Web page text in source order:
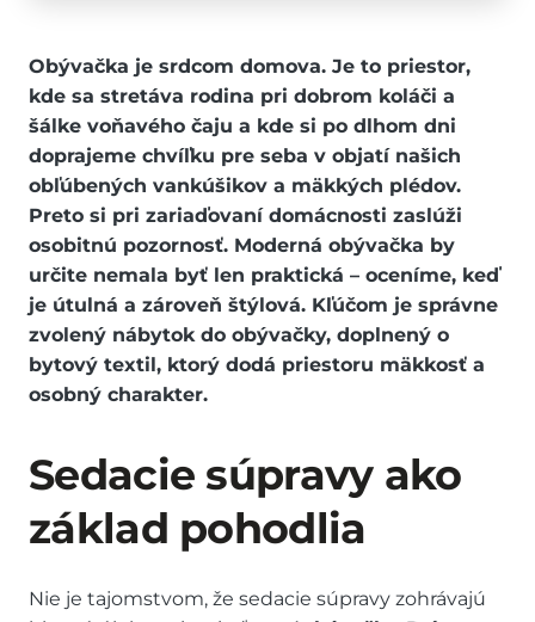
Obývačka je srdcom domova. Je to priestor,
kde sa stretáva rodina pri dobrom koláči a
šálke voňavého čaju a kde si po dlhom dni
doprajeme chvíľku pre seba v objatí našich
obľúbených vankúšikov a mäkkých plédov.
Preto si pri zariaďovaní domácnosti zaslúži
osobitnú pozornosť. Moderná obývačka by
určite nemala byť len praktická – oceníme, keď
je útulná a zároveň štýlová. Kľúčom je správne
zvolený nábytok do obývačky, doplnený o
bytový textil, ktorý dodá priestoru mäkkosť a
osobný charakter.
Sedacie súpravy ako
základ pohodlia
Nie je tajomstvom, že sedacie súpravy zohrávajú